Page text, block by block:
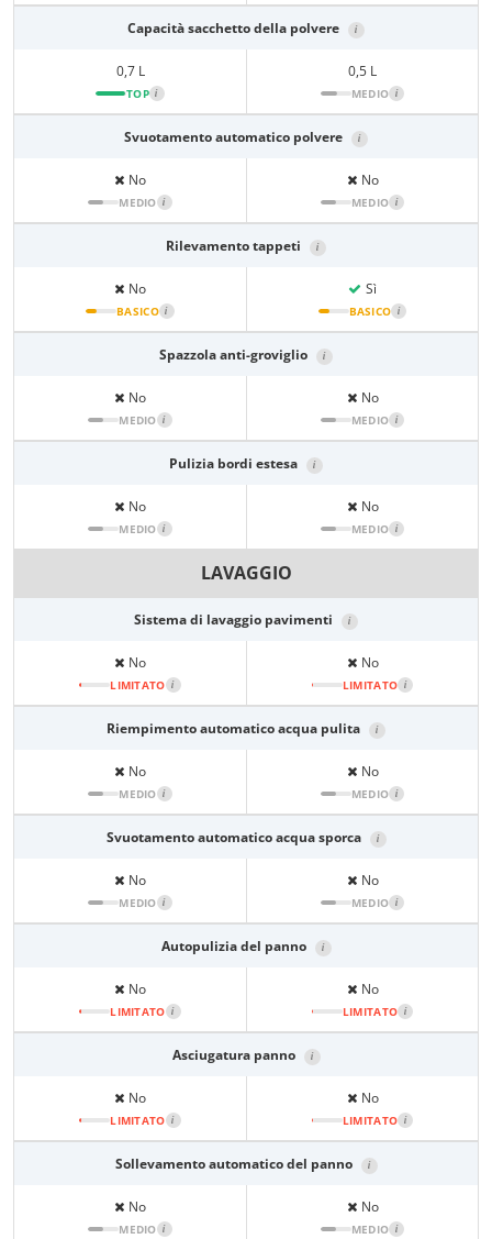
Capacità sacchetto della polvere i
0,7 L
TOP i
0,5 L
MEDIO i
Svuotamento automatico polvere i
No
MEDIO i
No
MEDIO i
Rilevamento tappeti i
No
BASICO i
Sì
BASICO i
Spazzola anti-groviglio i
No
MEDIO i
No
MEDIO i
Pulizia bordi estesa i
No
MEDIO i
No
MEDIO i
LAVAGGIO
Sistema di lavaggio pavimenti i
No
LIMITATO i
No
LIMITATO i
Riempimento automatico acqua pulita i
No
MEDIO i
No
MEDIO i
Svuotamento automatico acqua sporca i
No
MEDIO i
No
MEDIO i
Autopulizia del panno i
No
LIMITATO i
No
LIMITATO i
Asciugatura panno i
No
LIMITATO i
No
LIMITATO i
Sollevamento automatico del panno i
No
MEDIO i
No
MEDIO i